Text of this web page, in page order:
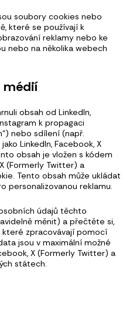
soubory cookies nebo
které se používají k
reklamy nebo ke
nebo na několika webech
médií
obsah od LinkedIn,
k propagaci
nebo sdílení (např.
LinkedIn, Facebook, X
obsah je vložen s kódem
(Formerly Twitter) a
Tento obsah může ukládat
personalizovanou reklamu.
údajů těchto
měnit) a přečtěte si,
které zpracovávají pomocí
jsou v maximální možné
X (Formerly Twitter) a
státech.